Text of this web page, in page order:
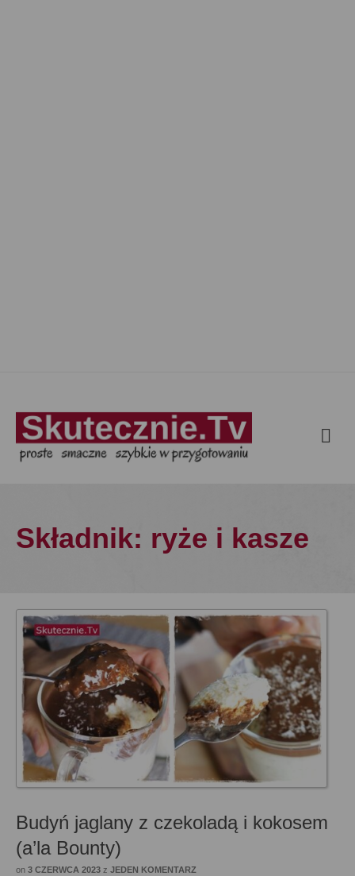
Składnik: ryże i kasze
Budyń jaglany z czekoladą i kokosem
(a’la Bounty)
on 3 CZERWCA 2023 z JEDEN KOMENTARZ